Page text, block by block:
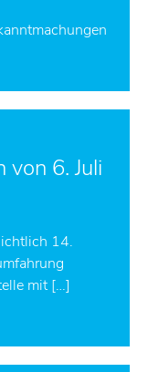
6. Juli
14.
mit […]